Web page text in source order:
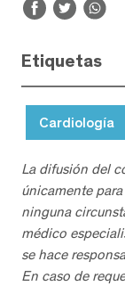
Etiquetas
Cardiología
La difusión del
únicamente
ninguna
médico
se hace
En caso de